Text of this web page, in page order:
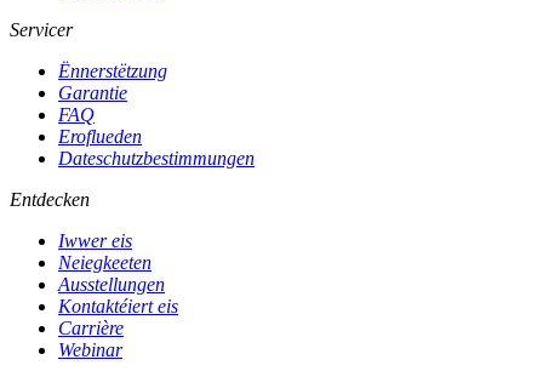
Servicer
Ënnerstëtzung
Garantie
FAQ
Eroflueden
Dateschutzbestimmungen
Entdecken
Iwwer eis
Neiegkeeten
Ausstellungen
Kontaktéiert eis
Carrière
Webinar